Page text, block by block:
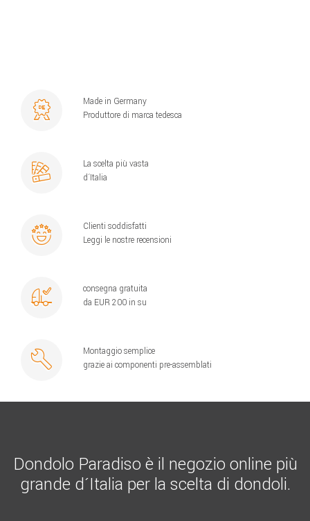
Made in Germany
Produttore di marca tedesca
La scelta più vasta
d´Italia
Clienti soddisfatti
Leggi le nostre recensioni
consegna gratuita
da EUR 200 in su
Montaggio semplice
grazie ai componenti pre-assemblati
Dondolo Paradiso è il negozio online più
grande d´Italia per la scelta di dondoli.